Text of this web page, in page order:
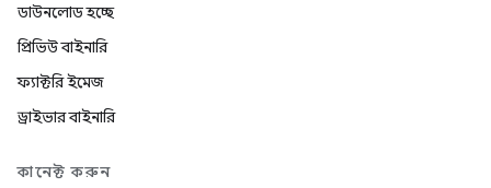
ডাউনলোড হচ্ছে
প্রিভিউ বাইনারি
ফ্যাক্টরি ইমেজ
ড্রাইভার বাইনারি
কানেক্ট করুন